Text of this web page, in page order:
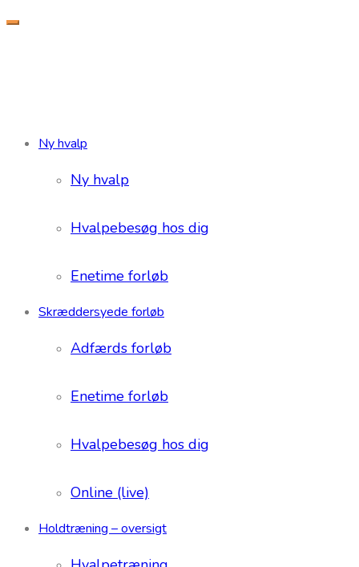
Ny hvalp
Ny hvalp
Hvalpebesøg hos dig
Enetime forløb
Skræddersyede forløb
Adfærds forløb
Enetime forløb
Hvalpebesøg hos dig
Online (live)
Holdtræning – oversigt